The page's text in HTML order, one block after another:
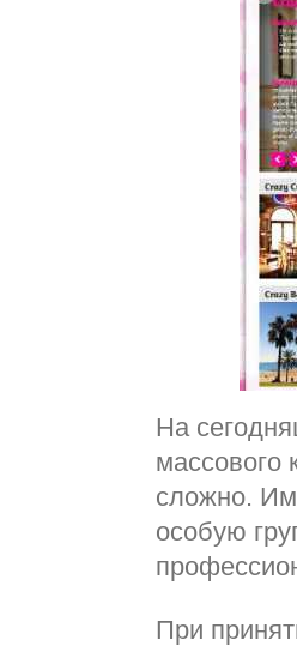
На
массового
сложно.
особую
При